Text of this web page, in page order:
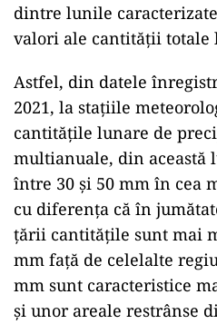
dintre lunile
valori ale cantităţii
Astfel, din datele
2021, la staţiile
cantităţile lunare de
multianuale, din această
între 30 şi 50 mm în cea
cu diferenţa că în
ţării cantităţile sunt mai
mm faţă de celelalte
mm sunt caracteristice
şi unor areale restrânse